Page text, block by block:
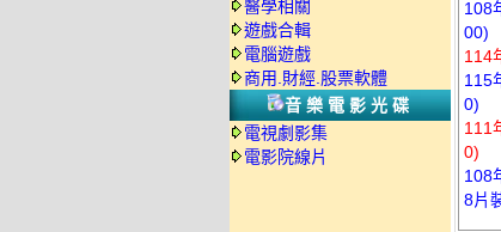
醫學相關
遊戲合輯
電腦遊戲
商用.財經.股票軟體
音樂電影光碟
電視劇影集
電影院線片
108
00)
114
115
0)
111
0)
108
8片